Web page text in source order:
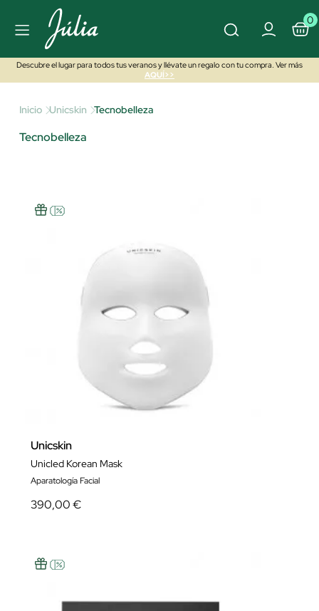
0
Descubre el lugar para todos tus veranos y llévate un regalo con tu compra. Ver más
AQUÍ>>
Inicio Unicskin Tecnobelleza
Tecnobelleza
Unicskin
Unicled Korean Mask
Aparatología Facial
390,00 €